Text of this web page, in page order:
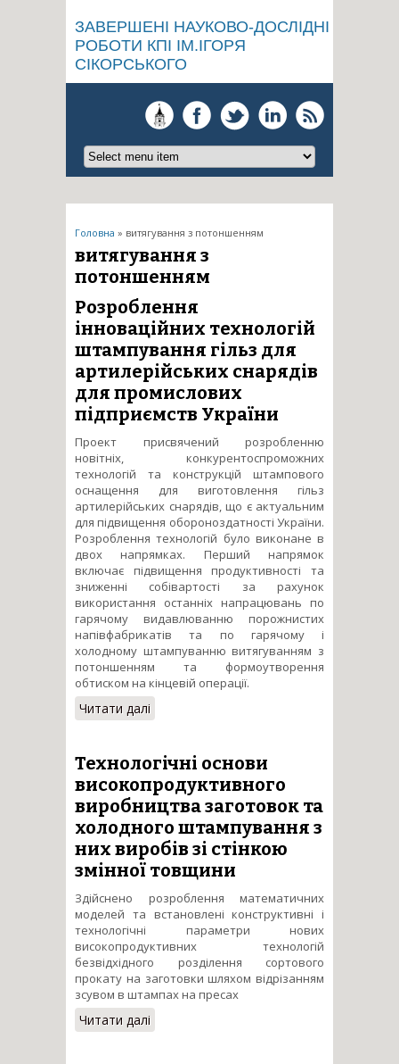
ЗАВЕРШЕНІ НАУКОВО-ДОСЛІДНІ
РОБОТИ КПІ ІМ.ІГОРЯ
СІКОРСЬКОГО
Ви є тут
Головна » витягування з потоншенням
витягування з
потоншенням
Розроблення
інноваційних технологій
штампування гільз для
артилерійських снарядів
для промислових
підприємств України
Проект присвячений розробленню
новітніх, конкурентоспроможних
технологій та конструкцій штампового
оснащення для виготовлення гільз
артилерійських снарядів, що є актуальним
для підвищення обороноздатності України.
Розроблення технологій було виконане в
двох напрямках. Перший напрямок
включає підвищення продуктивності та
зниженні собівартості за рахунок
використання останніх напрацювань по
гарячому видавлюванню порожнистих
напівфабрикатів та по гарячому і
холодному штампуванню витягуванням з
потоншенням та формоутворення
обтиском на кінцевій операції.
Читати далі
інноваційних технологій
артилерійських снарядів для
України
Технологічні основи
високопродуктивного
виробництва заготовок та
холодного штампування з
них виробів зі стінкою
змінної товщини
Здійснено розроблення математичних
моделей та встановлені конструктивні і
технологічні параметри нових
високопродуктивних технологій
безвідхідного розділення сортового
прокату на заготовки шляхом відрізанням
зсувом в штампах на пресах
Читати далі
високопродуктивного